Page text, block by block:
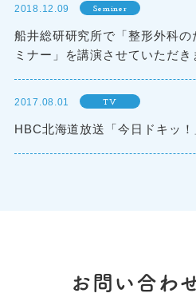
2018.12.09 Seminer
船井総研研究所で「整形外科
ミナー」を講演させていただき
2017.08.01 TV
HBC北海道放送「今日ドキッ！
お問い合わ